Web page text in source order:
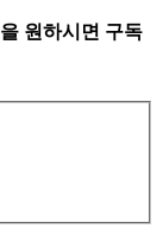
원하시면 구독